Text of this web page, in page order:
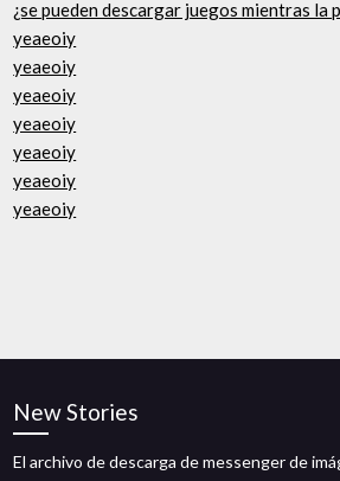
¿se pueden descargar juegos mientras la
yeaeoiy
yeaeoiy
yeaeoiy
yeaeoiy
yeaeoiy
yeaeoiy
yeaeoiy
New Stories
El archivo de descarga de messenger de